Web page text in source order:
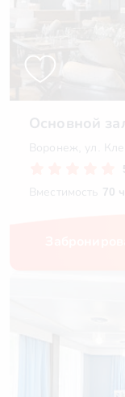
Основной
Воронеж, ул.
Вместимость 70